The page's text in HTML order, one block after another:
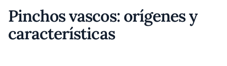
Pinchos vascos: orígenes y
características